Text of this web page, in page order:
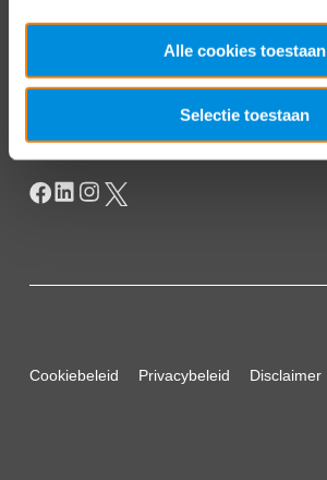
Alle cookies toestaan
Selectie toestaan
2509 AA Den Haag
Cookiebeleid Privacybeleid Disclaimer